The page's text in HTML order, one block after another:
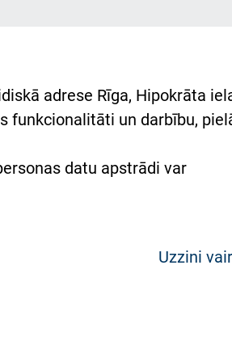
adrese Rīga, Hipokrāta
funkcionalitāti un darbību,
datu apstrādi var
Uzzini